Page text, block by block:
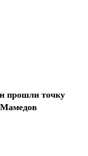
прошли точку
Мамедов